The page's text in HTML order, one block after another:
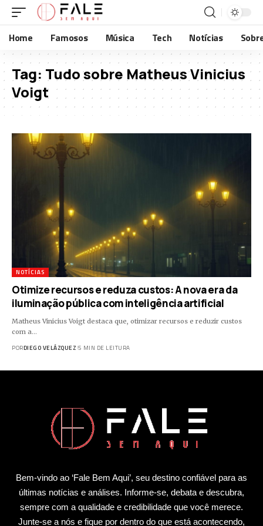
Home Famosos Música Tech Notícias
Tag: Tudo sobre Matheus Vinicius
Voigt
NOTÍCIAS
Otimize recursos e reduza custos: A nova era da
iluminação pública com inteligência artificial
Matheus Vinicius Voigt destaca que, otimizar recursos e reduzir custos
com a…
PORDIEGO VELÁZQUEZ 5 MIN DE LEITURA
Bem-vindo ao ‘Fale Bem Aqui’, seu destino confiável para as
últimas notícias e análises. Informe-se, debata e descubra,
sempre com a qualidade e credibilidade que você merece.
Junte-se a nós e fique por dentro do que está acontecendo,